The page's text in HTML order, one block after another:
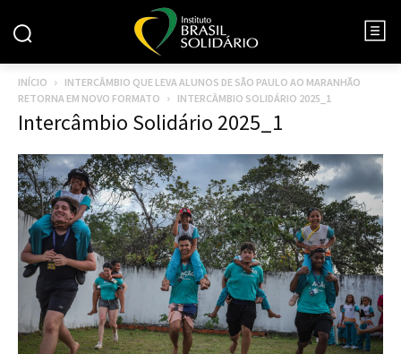
INÍCIO
INTERCÂMBIO QUE LEVA ALUNOS DE SÃO PAULO AO MARANHÃO
RETORNA EM NOVO FORMATO
INTERCÂMBIO SOLIDÁRIO 2025_1
Intercâmbio Solidário 2025_1